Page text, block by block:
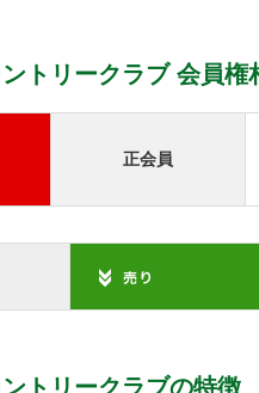
トリークラブ 会員権
正会員
トリークラブの特徴